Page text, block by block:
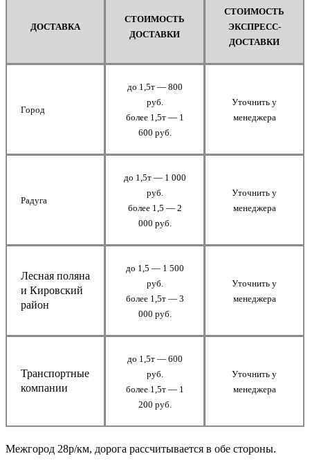
ДОСТАВКА
СТОИМОСТЬ
ДОСТАВКИ
СТОИМОСТЬ
ЭКСПРЕСС-
ДОСТАВКИ
Город
до 1,5т — 800
руб.
более 1,5т — 1
600 руб.
Уточнить у
менеджера
Радуга
до 1,5т — 1 000
руб.
более 1,5 — 2
000 руб.
Уточнить у
менеджера
Лесная поляна
и Кировский
район
до 1,5 — 1 500
руб.
более 1,5т — 3
000 руб.
Уточнить у
менеджера
Транспортные
компании
до 1,5т — 600
руб.
более 1,5т — 1
200 руб.
Уточнить у
менеджера
Межгород 28р/км, дорога рассчитывается в обе стороны.